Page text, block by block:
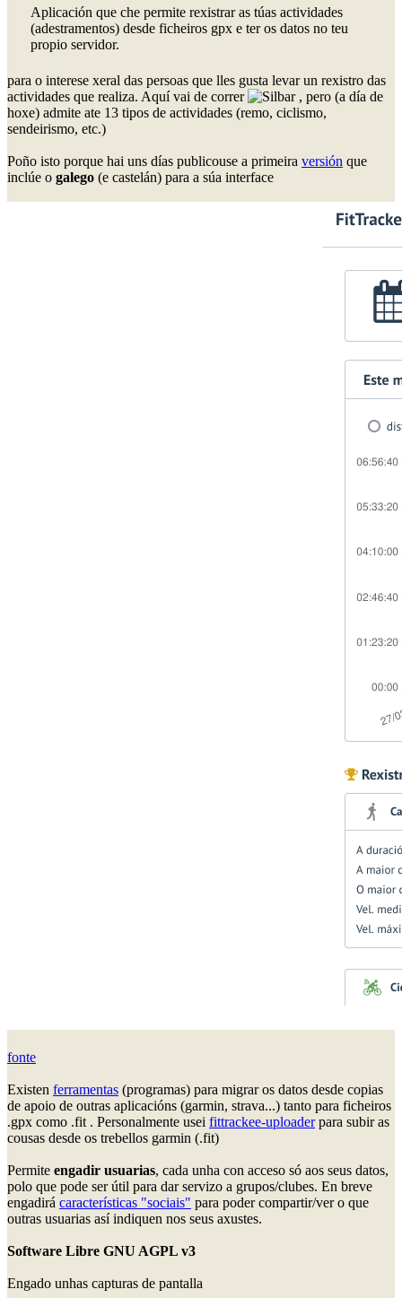
Aplicación que che permite rexistrar as túas actividades
(adestramentos) desde ficheiros gpx e ter os datos no teu
propio servidor.
para o interese xeral das persoas que lles gusta levar un rexistro das
actividades que realiza. Aquí vai de correr
, pero (a día de
hoxe) admite ate 13 tipos de actividades (remo, ciclismo,
sendeirismo, etc.)
Poño isto porque hai uns días publicouse a primeira versión que
inclúe o galego (e castelán) para a súa interface
fonte
Existen ferramentas (programas) para migrar os datos desde copias
de apoio de outras aplicacións (garmin, strava...) tanto para ficheiros
.gpx como .fit . Personalmente usei fittrackee-uploaderpara subir as
cousas desde os trebellos garmin (.fit)
Permite engadir usuarias, cada unha con acceso só aos seus datos,
polo que pode ser útil para dar servizo a grupos/clubes. En breve
engadirá características "sociais" para poder compartir/ver o que
outras usuarias así indiquen nos seus axustes.
Software Libre GNU AGPL v3
Engado unhas capturas de pantalla